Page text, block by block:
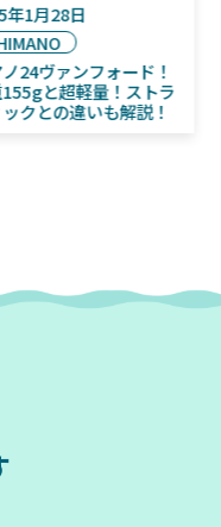
年1月28日
24ヴァンフォード！
155gと超軽量！ストラ
クとの違いも解説！